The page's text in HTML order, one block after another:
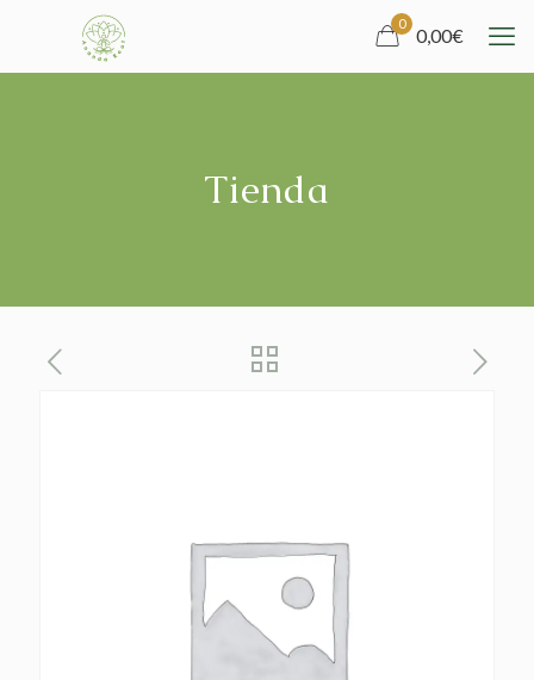
0
0,00€
Tienda